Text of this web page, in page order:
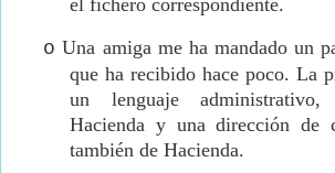
el fichero correspondiente.
o Una amiga me ha mandado un
que ha recibido hace poco. La
un lenguaje
Hacienda y una dirección de
también de Hacienda.